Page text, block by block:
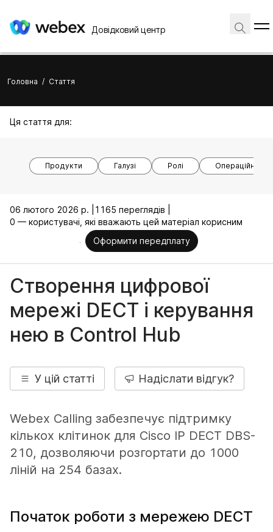
Довідковий центр
Головна / Стаття
Ця стаття для:
Продукти Галузі Ролі Операційні
06 лютого 2026 р. |
1165 переглядів |
0 — користувачі, які вважають цей матеріал корисним
Оформити передплату
Створення цифрової
мережі DECT і керування
нею в Control Hub
У цій статті Надіслати відгук?
Webex Calling забезпечує підтримку
кількох клітинок для Cisco IP DECT DBS-
210, дозволяючи розгортати до 1000
ліній на 254 базах.
Початок роботи з мережею DECT